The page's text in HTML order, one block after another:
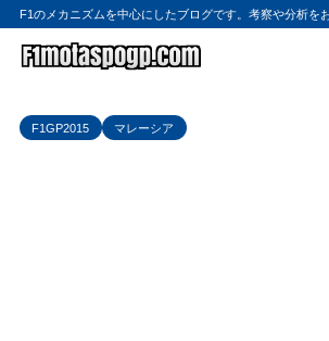
F1のメカニズムを中心にしたブログです。考察や分析を
F1GP2015 マレーシア